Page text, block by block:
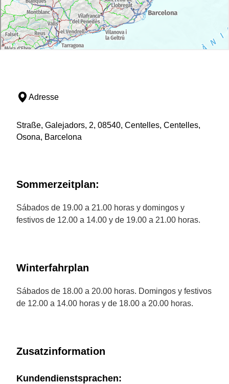
Adresse
Straße, Galejadors, 2, 08540, Centelles, Centelles,
Osona, Barcelona
Sommerzeitplan:
Sábados de 19.00 a 21.00 horas y domingos y
festivos de 12.00 a 14.00 y de 19.00 a 21.00 horas.
Winterfahrplan
Sábados de 18.00 a 20.00 horas. Domingos y festivos
de 12.00 a 14.00 horas y de 18.00 a 20.00 horas.
Zusatzinformation
Kundendienstsprachen: